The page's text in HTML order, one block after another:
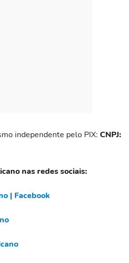
independente pelo PIX: CNPJ:
nas redes sociais:
| Facebook